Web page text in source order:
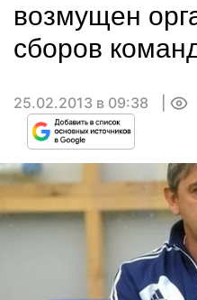
возмущен
сборов
25.02.2013 в 09:38